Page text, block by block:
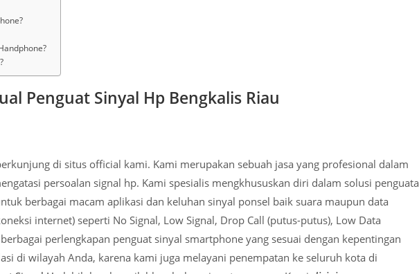
Penguat Sinyal Hp Bengkalis Riau
di situs official kami. Kami merupakan sebuah jasa yang profesional dalam
persoalan signal hp. Kami spesialis mengkhususkan diri dalam solusi
berbagai macam aplikasi dan keluhan sinyal ponsel baik suara maupun data
internet) seperti No Signal, Low Signal, Drop Call (putus-putus), Low Data
perlengkapan penguat sinyal smartphone yang sesuai dengan kepentingan
di wilayah Anda, karena kami juga melayani penempatan ke seluruh kota di